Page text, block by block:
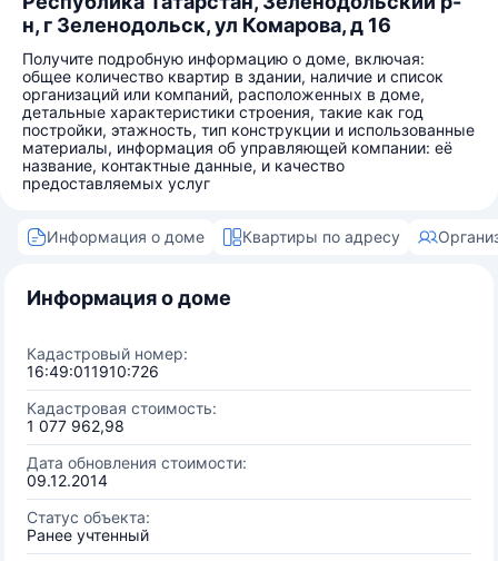
н, г Зеленодольск, ул Комарова, д 16
Получите подробную информацию о доме, включая:
общее количество квартир в здании, наличие и список
организаций или компаний, расположенных в доме,
детальные характеристики строения, такие как год
постройки, этажность, тип конструкции и использованные
материалы, информация об управляющей компании: её
название, контактные данные, и качество
предоставляемых услуг
Информация о доме Квартиры по адресу
Информация о доме
Кадастровый номер:
16:49:011910:726
Кадастровая стоимость:
1 077 962,98
Дата обновления стоимости:
09.12.2014
Статус объекта:
Ранее учтенный